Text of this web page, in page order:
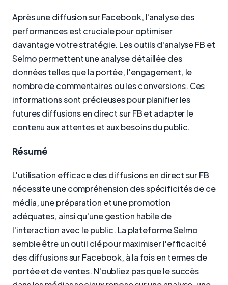
Après une diffusion sur Facebook, l'analyse des
performances est cruciale pour optimiser
davantage votre stratégie. Les outils d'analyse FB et
Selmo permettent une analyse détaillée des
données telles que la portée, l'engagement, le
nombre de commentaires ou les conversions. Ces
informations sont précieuses pour planifier les
futures diffusions en direct sur FB et adapter le
contenu aux attentes et aux besoins du public.
Résumé
L'utilisation efficace des diffusions en direct sur FB
nécessite une compréhension des spécificités de ce
média, une préparation et une promotion
adéquates, ainsi qu'une gestion habile de
l'interaction avec le public. La plateforme Selmo
semble être un outil clé pour maximiser l'efficacité
des diffusions sur Facebook, à la fois en termes de
portée et de ventes. N'oubliez pas que le succès